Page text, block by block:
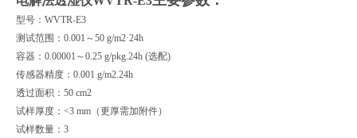
型号：WVTR-E3
测试范围：0.001～50 g/m2·24h
容器：0.00001～0.25 g/pkg.24h (选配)
传感器精度：0.001 g/m2.24h
透过面积：50 cm2
试样厚度：<3 mm（更厚需加附件）
试样数量：3